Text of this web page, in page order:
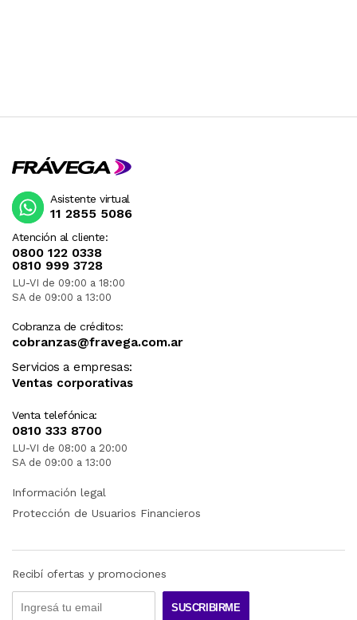
Atención al cliente:
0800 122 0338
0810 999 3728
LU-VI de 09:00 a 18:00
SA de 09:00 a 13:00
Cobranza de créditos:
cobranzas@fravega.com.ar
Servicios a empresas:
Ventas corporativas
Venta telefónica:
0810 333 8700
LU-VI de 08:00 a 20:00
SA de 09:00 a 13:00
Asistente virtual
11 2855 5086
Información legal
Protección de Usuarios Financieros
Recibí ofertas y promociones
SUSCRIBIRME